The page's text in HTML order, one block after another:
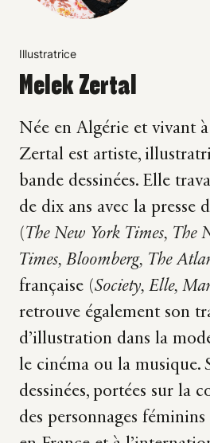
Illustratrice
Melek Zertal
Née en Algérie et vivant
Zertal est artiste,
bande dessinées. Elle
de dix ans avec la presse
(The New York Times, The
Times, Bloomberg, The
française (Society, Elle,
retrouve également son
d’illustration dans la
le cinéma ou la musique.
dessinées, portées sur la
des personnages